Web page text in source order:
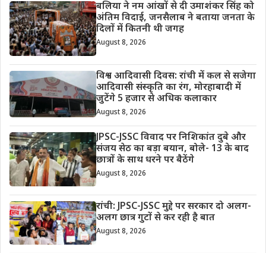
बलिया ने नम आंखों से दी उमाशंकर सिंह को
अंतिम विदाई, जनसैलाब ने बताया जनता के
दिलों में कितनी थी जगह
August 8, 2026
विश्व आदिवासी दिवस: रांची में कल से सजेगा
आदिवासी संस्कृति का रंग, मोरहाबादी में
जुटेंगे 5 हजार से अधिक कलाकार
August 8, 2026
JPSC-JSSC विवाद पर निशिकांत दुबे और
संजय सेठ का बड़ा बयान, बोले- 13 के बाद
छात्रों के साथ धरने पर बैठेंगे
August 8, 2026
रांची: JPSC-JSSC मुद्दे पर सरकार दो अलग-
अलग छात्र गुटों से कर रही है बात
August 8, 2026